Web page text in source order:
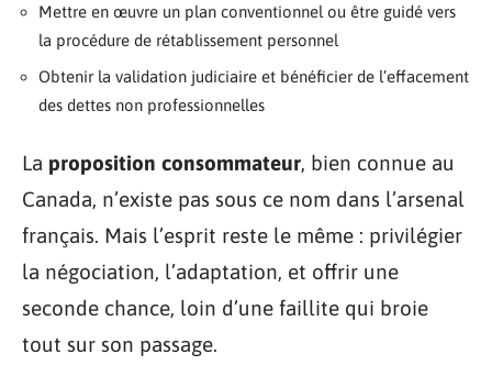
Mettre en œuvre un plan conventionnel ou être guidé vers
la procédure de rétablissement personnel
Obtenir la validation judiciaire et bénéficier de l’effacement
des dettes non professionnelles
La proposition consommateur, bien connue au
Canada, n’existe pas sous ce nom dans l’arsenal
français. Mais l’esprit reste le même : privilégier
la négociation, l’adaptation, et offrir une
seconde chance, loin d’une faillite qui broie
tout sur son passage.